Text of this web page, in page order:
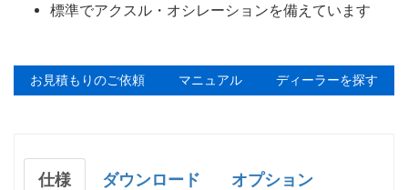
標準でアクスル・オシレーションを備えています
お見積もりのご依頼 マニュアル ディーラーを探す
仕様 ダウンロード オプション